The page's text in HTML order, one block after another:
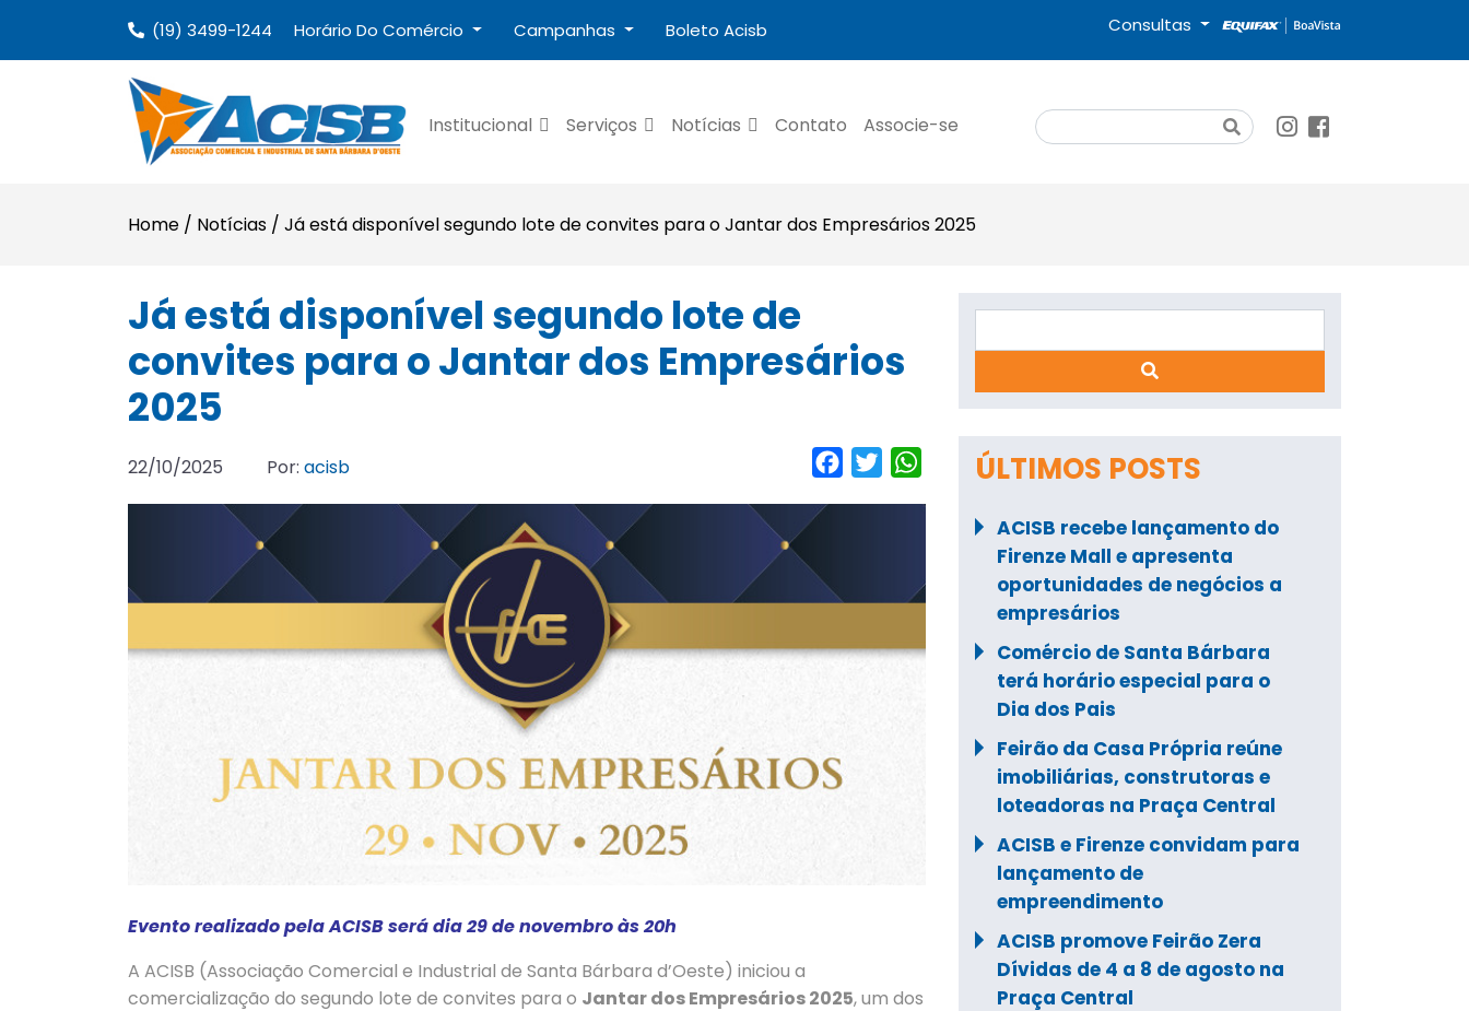
(19) 3499-1244 Horário Do Comércio Campanhas Boleto Acisb Consultas
Institucional Serviços Notícias Contato Associe-se Search
Home / Notícias / Já está disponível segundo lote de convites para o Jantar dos Empresários 2025
Já está disponível segundo lote de
convites para o Jantar dos Empresários
2025
22/10/2025 Por: acisb Facebook
TwitterWhatsApp
Evento realizado pela ACISB será dia 29 de novembro às 20h
A ACISB (Associação Comercial e Industrial de Santa Bárbara d’Oeste) iniciou a
comercialização do segundo lote de convites para o Jantar dos Empresários 2025, um dos
ÚLTIMOS POSTS
ACISB recebe lançamento do
Firenze Mall e apresenta
oportunidades de negócios a
empresários
Comércio de Santa Bárbara
terá horário especial para o
Dia dos Pais
Feirão da Casa Própria reúne
imobiliárias, construtoras e
loteadoras na Praça Central
ACISB e Firenze convidam para
lançamento de
empreendimento
ACISB promove Feirão Zera
Dívidas de 4 a 8 de agosto na
Praça Central